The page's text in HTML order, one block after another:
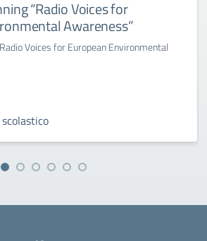
“Radio Voices for
Awareness”
Voices for European Environmental